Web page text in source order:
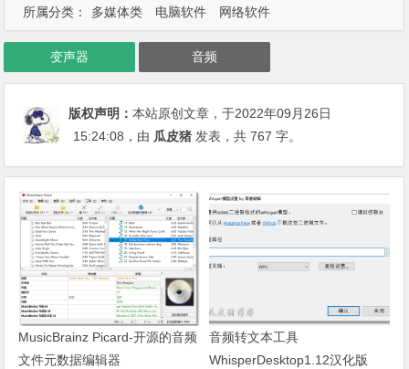
所属分类： 多媒体类 电脑软件 网络软件
变声器 音频
版权声明：本站原创文章，于2022年09月26日
15:24:08 ，由 瓜皮猪 发表，共 767 字。
MusicBrainz Picard-开源的音频
文件元数据编辑器
音频转文本工具
WhisperDesktop1.12汉化版